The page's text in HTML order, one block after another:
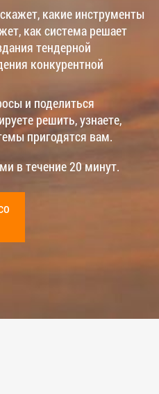
какие инструменты
как система решает
тендерной
конкурентной
и поделиться
решить, узнаете,
пригодятся вам.
в течение 20 минут.